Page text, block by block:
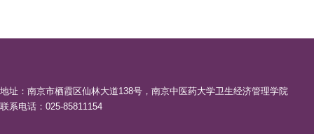
地址：南京市栖霞区仙林大道138号，南京中医药大学卫生经济管理学院
联系电话：025-85811154